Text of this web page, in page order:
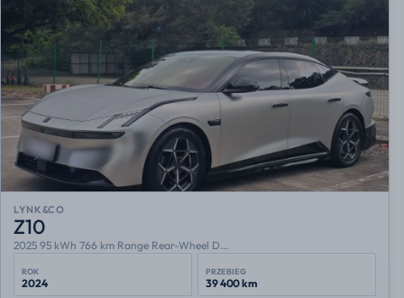
LYNK&CO
Z10
2025 95 kWh 766 km Range Rear-Wheel D...
ROK
2024
PRZEBIEG
39 400 km